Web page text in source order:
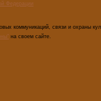
Федерации
коммуникаций, связи и охраны
на своем сайте.